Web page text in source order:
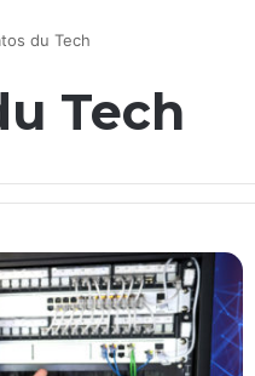
du Tech
Tech